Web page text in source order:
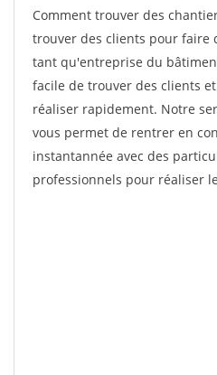
Comment trouver des
trouver des clients pour faire
tant qu'entreprise du
facile de trouver des clients
réaliser rapidement. Notre
vous permet de rentrer en
instantannée avec des
professionnels pour réaliser